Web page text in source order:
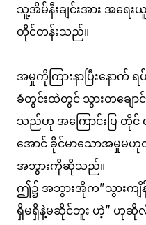
သူ့အိမ်နီးချင်းအား အရေ
တိုင်တန်းသည်။
အမှုကိုကြားနာပြီးနော
ခံတွင်းထဲတွင် သွားတချောင်
သည်ဟု အကြောင်းပြ တို
အောင် ခိုင်မာသောအမှုမ
အဘွားကိုဆိုသည်။
ဤ၌ အဘွားအိုက"သွားကျိ
ရှိမရှိနဲ့မဆိုင်ဘူး ဟဲ့" ဟုဆို